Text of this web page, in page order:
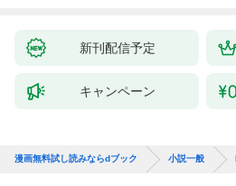
新刊配信予定
キャンペーン
漫画無料試し読みならdブック 小説一般